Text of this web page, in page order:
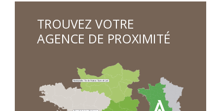
TROUVEZ VOTRE
AGENCE DE PROXIMITÉ